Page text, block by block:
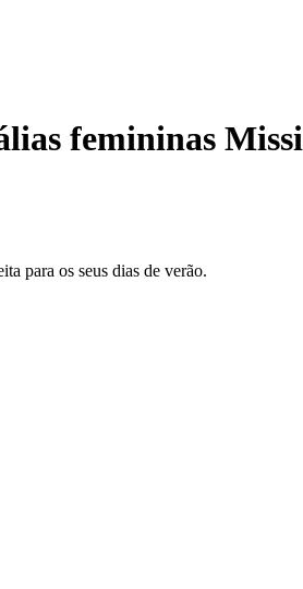
femininas
para os seus dias de verão.